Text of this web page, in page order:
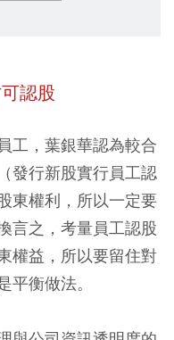
認股
工，葉銀華認為較合
發行新股實行員工認
東權利，所以一定要
言之，考量員工認股
權益，所以要留住對
衡做法。